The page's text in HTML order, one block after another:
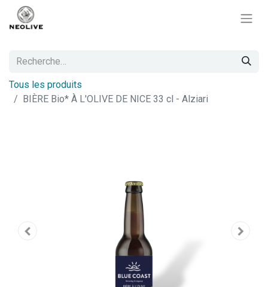
Tous les produits
BIÈRE Bio* À L'OLIVE DE NICE 33 cl - Alziari